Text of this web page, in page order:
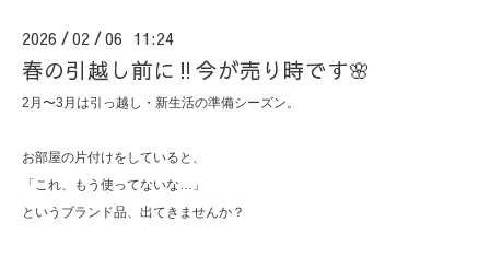
2026 /02 /06 11:24
春の引越し前に‼︎今が売り時です🌸
2月〜3月は引っ越し・新生活の準備シーズン。
お部屋の片付けをしていると、
「これ、もう使ってないな…」
というブランド品、出てきませんか？